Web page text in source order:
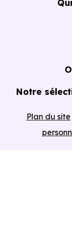
Guide de
Notre
Plan du site